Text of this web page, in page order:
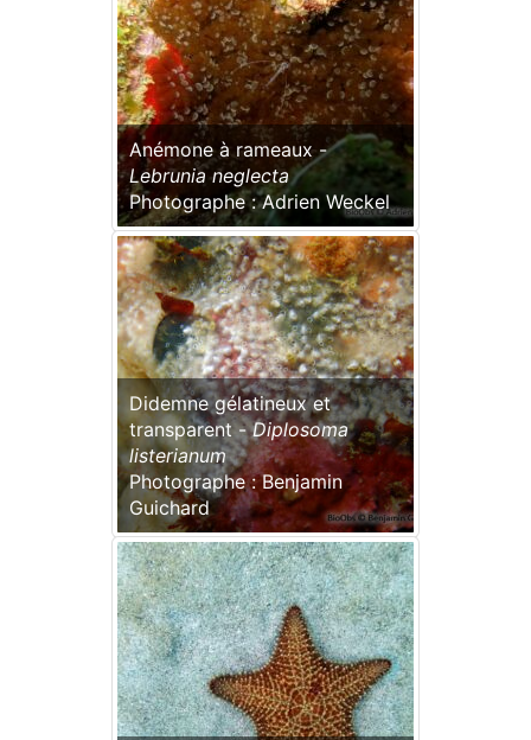
Anémone à rameaux -
Lebrunia neglecta
Photographe : Adrien Weckel
Didemne gélatineux et
transparent -Diplosoma
listerianum
Photographe : Benjamin
Guichard